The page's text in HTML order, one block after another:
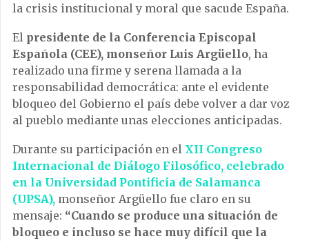
la crisis institucional y moral que sacude España.
El presidente de la Conferencia Episcopal
Española (CEE), monseñor Luis Argüello, ha
realizado una firme y serena llamada a la
responsabilidad democrática: ante el evidente
bloqueo del Gobierno el país debe volver a dar voz
al pueblo mediante unas elecciones anticipadas.
Durante su participación en el XII Congreso
Internacional de Diálogo Filosófico, celebrado
en la Universidad Pontificia de Salamanca
(UPSA), monseñor Argüello fue claro en su
mensaje: “Cuando se produce una situación de
bloqueo e incluso se hace muy difícil que la